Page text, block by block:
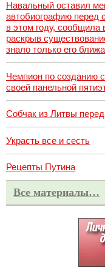
Навальный оставил
автобиографию перед
в этом году, сообщила
раскрыв
знало только его
Чемпион по созданию
своей панельной
Собчак из Литвы
Украсть все и сесть
Рецепты Путина
Все материалы…